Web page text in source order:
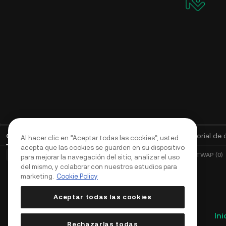
Órdenes abiertas(0) Posiciones (0) Activos Historial de
Órdenes básicas (0) Órdenes avanzadas (0) Órdenes TWAP (0)
Al hacer clic en “Aceptar todas las cookies”, usted
acepta que las cookies se guarden en su dispositivo
para mejorar la navegación del sitio, analizar el uso
del mismo, y colaborar con nuestros estudios para
marketing. Cookie Policy
Aceptar todas las cookies
Rechazarlas todas